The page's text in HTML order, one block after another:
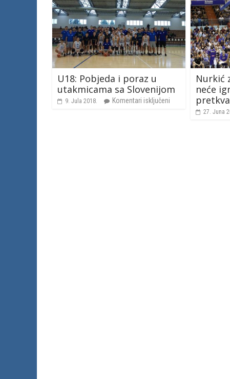
U18: Pobjeda i poraz u
utakmicama sa Slovenijom
9. Jula 2018. Komentari isključeni
Nurkić
neće
27. Juna